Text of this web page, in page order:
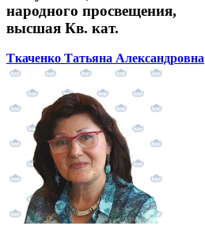
народного просвещения,
высшая Кв. кат.
Ткаченко Татьяна Александровна